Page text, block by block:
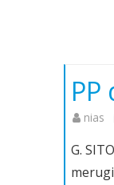
PP
nias
G.